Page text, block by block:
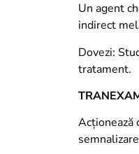
Un agent
indirect
Dovezi:
tratament.
Acționează